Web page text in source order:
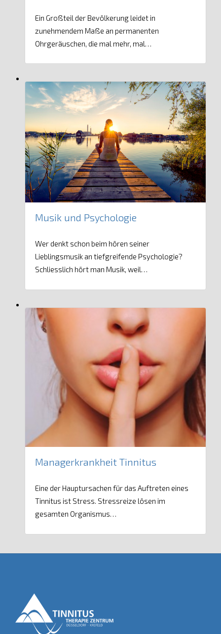
Ein Großteil der Bevölkerung leidet in
zunehmendem Maße an permanenten
Ohrgeräuschen, die mal mehr, mal…
Musik und Psychologie
Wer denkt schon beim hören seiner
Lieblingsmusik an tiefgreifende Psychologie?
Schliesslich hört man Musik, weil…
Managerkrankheit Tinnitus
Eine der Hauptursachen für das Auftreten eines
Tinnitus ist Stress. Stressreize lösen im
gesamten Organismus…